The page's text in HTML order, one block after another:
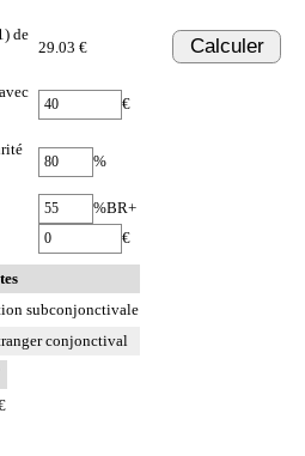
de
29.03 € Calculer
€
%
%BR+
€
subconjonctivale
conjonctival